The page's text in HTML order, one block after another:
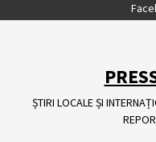
ȘTIRI LOCALE ȘI